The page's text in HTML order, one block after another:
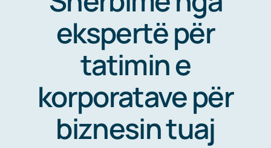
Shërbime
Sektoret
Rreth Nesh
Kontaktoni
ekspertë për
tatimin e
korporatave për
biznesin tuaj